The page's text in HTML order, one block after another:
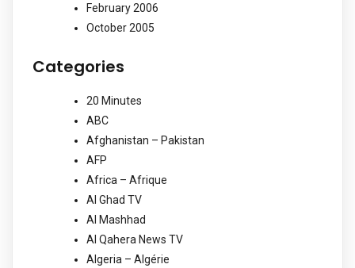
February 2006
October 2005
Categories
20 Minutes
ABC
Afghanistan – Pakistan
AFP
Africa – Afrique
Al Ghad TV
Al Mashhad
Al Qahera News TV
Algeria – Algérie